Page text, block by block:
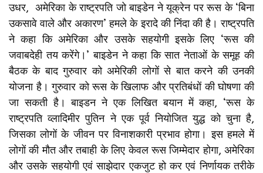
उधर, अमेरिका के राष्ट्रपति जो बाइडेन ने यूक्रेन पर रूस के ‘बिना
उकसावे वाले और अकारण’ हमले के इरादे की निंदा की है। राष्ट्रपति
ने कहा कि अमेरिका और उसके सहयोगी इसके लिए ‘रूस की
जवाबदेही तय करेंगे।’ बाइडेन ने कहा कि सात नेताओं के समूह की
बैठक के बाद गुरुवार को अमेरिकी लोगों से बात करने की उनकी
योजना है। गुरुवार को रूस के खिलाफ और प्रतिबंधों की घोषणा की
जा सकती है। बाइडन ने एक लिखित बयान में कहा, ‘रूस के
राष्ट्रपति व्लादिमीर पुतिन ने एक पूर्व नियोजित युद्ध को चुना है,
जिसका लोगों के जीवन पर विनाशकारी प्रभाव होगा। इस हमले में
लोगों की मौत और तबाही के लिए केवल रूस जिम्मेदार होगा, अमेरिका
और उसके सहयोगी एवं साझेदार एकजुट हो कर एवं निर्णायक तरीके